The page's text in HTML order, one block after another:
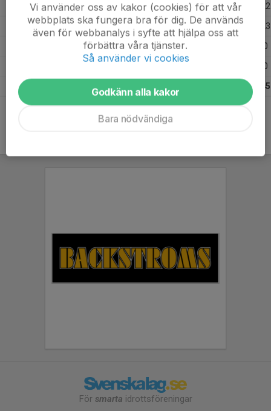
Säsongen 24/25 18 51 22
Säsongen 23/24 18 42 23
0
0
Totalt 45
För smarta idrottsföreningar
Vi använder oss av kakor (cookies) för att vår
webbplats ska fungera bra för dig. De används
även för webbanalys i syfte att hjälpa oss att
förbättra våra tjänster.
Så använder vi cookies
Godkänn alla kakor
Bara nödvändiga